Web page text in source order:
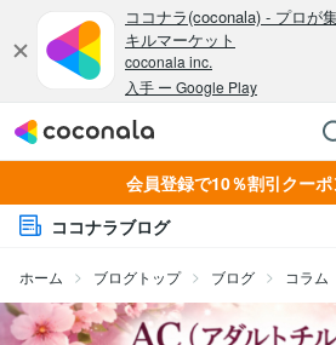
会員登録で10％割引クーポ
ココナラブログ
ホーム ブログトップ ブログ コラム